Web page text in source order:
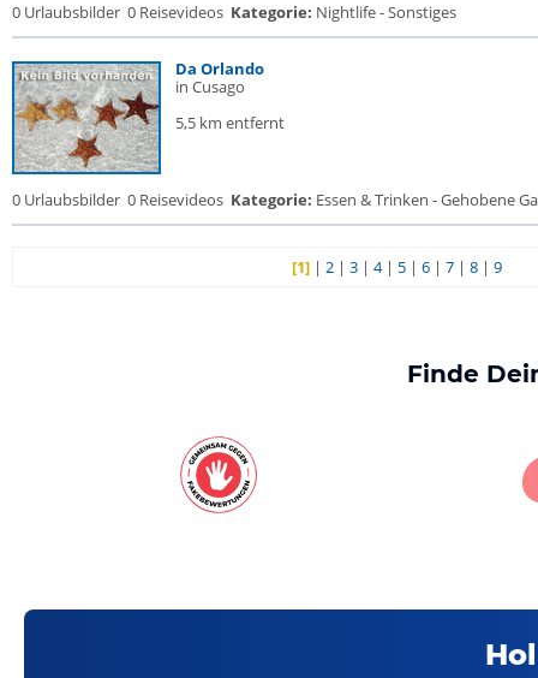
0 Urlaubsbilder 0 Reisevideos Kategorie: Nightlife - Sonstiges
Da Orlando
in Cusago
5,5 km entfernt
0 Urlaubsbilder 0 Reisevideos Kategorie: Essen & Trinken - Gehobene
[1] |2 |3 |4| 5 |6 |7 |8 |9
Finde